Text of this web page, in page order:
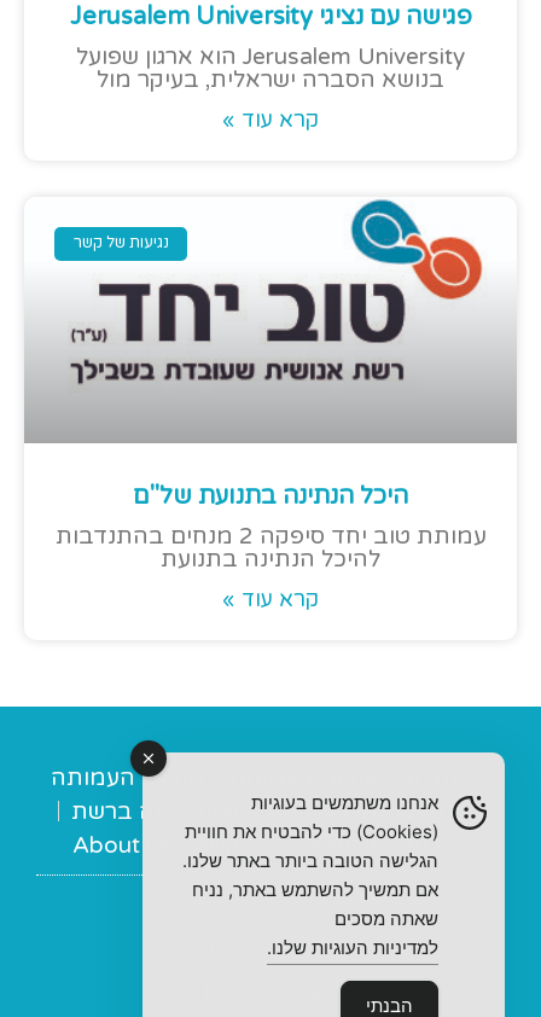
פגישה עם נציגי Jerusalem University
Jerusalem University הוא ארגון שפועל
בנושא הסברה ישראלית, בעיקר מול
קרא עוד »
נגיעות של קשר
היכל הנתינה בתנועת של"ם
עמותת טוב יחד סיפקה 2 מנחים בהתנדבות
להיכל הנתינה בתנועת
קרא עוד »
מובילי העמותה
מנחות תומכות
מה בשטח
מה ברשת
ברכות
תרומות צור קשר About us
© 2022 All rights Reserved
מדיניות פרטיות
אנחנו משתמשים בעוגיות
(Cookies) כדי להבטיח את חוויית
הגלישה הטובה ביותר באתר שלנו.
אם תמשיך להשתמש באתר, נניח
שאתה מסכים
למדיניות העוגיות שלנו.
הבנתי